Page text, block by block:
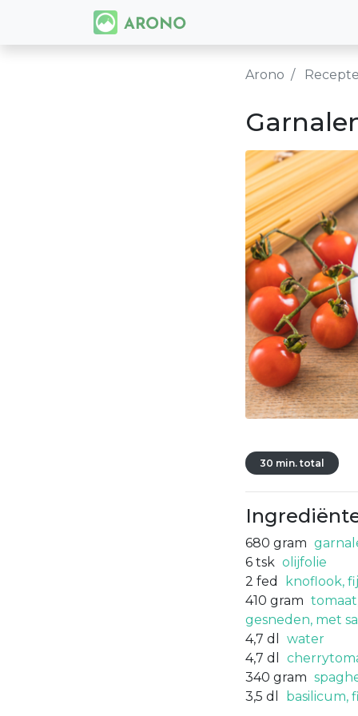
Arono
30 min. total
680 gram
6 tsk olijfolie
2 fed
knoflook,
410 gram
gesneden, met
4,7 dl
water
4,7 dl
340 gram
3,5 dl basilicum,